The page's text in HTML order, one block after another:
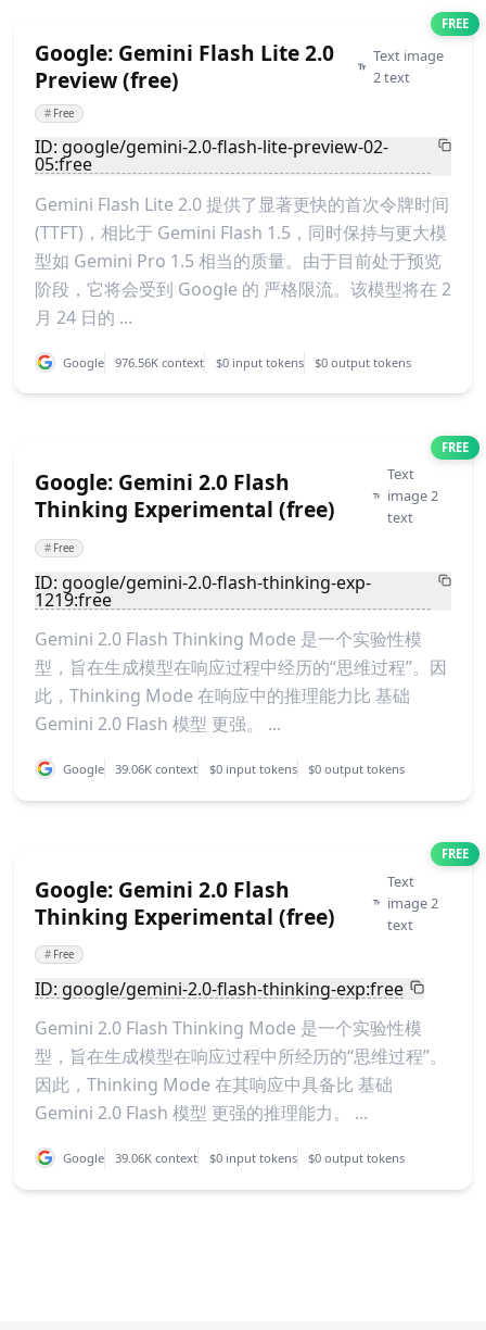
FREE
Google: Gemini Flash Lite 2.0
Preview (free)
Text image
2 text
# Free
ID: google/gemini-2.0-flash-lite-preview-02-
05:free
Gemini Flash Lite 2.0 提供了显著更快的首次令牌时间
(TTFT)，相比于 Gemini Flash 1.5，同时保持与更大模
型如 Gemini Pro 1.5 相当的质量。由于目前处于预览
阶段，它将会受到 Google 的 严格限流。该模型将在 2
月 24 日的 ...
Google 976.56K context $0 input tokens $0 output tokens
FREE
Google: Gemini 2.0 Flash
Thinking Experimental (free)
Text
image 2
text
# Free
ID: google/gemini-2.0-flash-thinking-exp-
1219:free
Gemini 2.0 Flash Thinking Mode 是一个实验性模
型，旨在生成模型在响应过程中经历的“思维过程”。因
此，Thinking Mode 在响应中的推理能力比 基础
Gemini 2.0 Flash 模型 更强。 ...
Google 39.06K context $0 input tokens $0 output tokens
FREE
Google: Gemini 2.0 Flash
Thinking Experimental (free)
Text
image 2
text
# Free
ID: google/gemini-2.0-flash-thinking-exp:free
Gemini 2.0 Flash Thinking Mode 是一个实验性模
型，旨在生成模型在响应过程中所经历的“思维过程”。
因此，Thinking Mode 在其响应中具备比 基础
Gemini 2.0 Flash 模型 更强的推理能力。 ...
Google 39.06K context $0 input tokens $0 output tokens